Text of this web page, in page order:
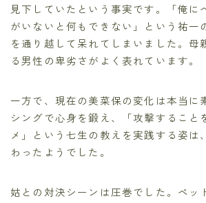
見下していたという事実です。「俺
がいないと何もできない」という祐一
を通り越して呆れてしまいました。母
る男性の卑劣さがよく表れています。
一方で、現在の美菜保の変化は本当に
シングで心身を鍛え、「攻撃すること
メ」という七生の教えを実践する姿は
わったようでした。
姑との対決シーンは圧巻でした。ペッ